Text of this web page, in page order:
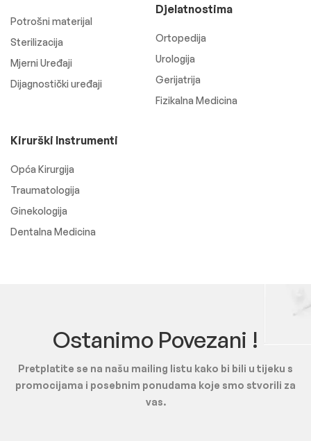
Potrošni materijal
Sterilizacija
Mjerni Uređaji
Dijagnostički uređaji
Djelatnostima
Ortopedija
Urologija
Gerijatrija
Fizikalna Medicina
Kirurški Instrumenti
Opća Kirurgija
Traumatologija
Ginekologija
Dentalna Medicina
Ostanimo Povezani !
Pretplatite se na našu mailing listu kako bi bili u tijeku s
promocijama i posebnim ponudama koje smo stvorili za
vas.